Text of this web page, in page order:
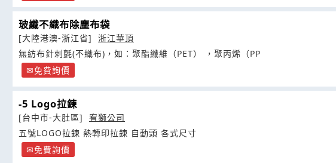
玻纖不織布除塵布袋
[大陸港澳-浙江省]
浙江華頂
無紡布針刺氈(不織布)，如：聚酯纖維（PET） ，聚丙烯（PP
免費詢價
-5 Logo拉鍊
[台中市-大肚區]
宥獅公司
五號LOGO拉鍊 熱轉印拉鍊 自動頭 各式尺寸
免費詢價